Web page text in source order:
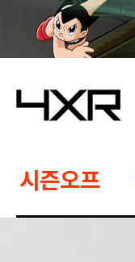
시즌오프